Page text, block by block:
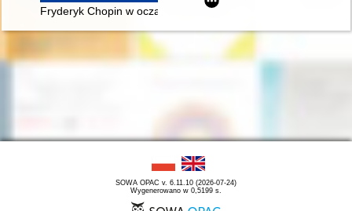
Fryderyk Chopin w oczach Rosjan. Antologia. Friderik źopen
SOWA OPAC v. 6.11.10 (2026-07-24)
Wygenerowano w 0,5199 s.